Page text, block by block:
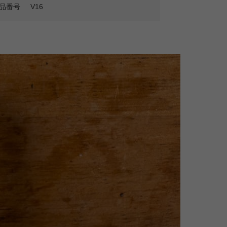
番号 V16